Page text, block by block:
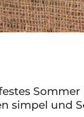
Sommer
simpel und